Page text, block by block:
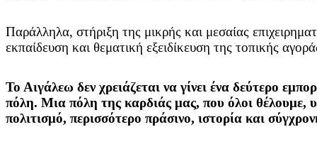
Παράλληλα, στήριξη της μικρής και μεσαίας
εκπαίδευση και θεματική εξειδίκευση της τοπικής
Το Αιγάλεω δεν χρειάζεται να γίνει ένα δεύτερο
πόλη. Μια πόλη της καρδιάς μας, που όλοι
πολιτισμό, περισσότερο πράσινο, ιστορία και